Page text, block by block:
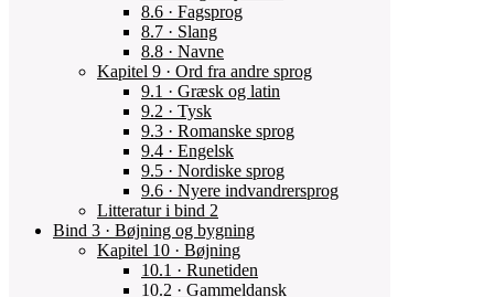
8.6 · Fagsprog
8.7 · Slang
8.8 · Navne
Kapitel 9 · Ord fra andre sprog
9.1 · Græsk og latin
9.2 · Tysk
9.3 · Romanske sprog
9.4 · Engelsk
9.5 · Nordiske sprog
9.6 · Nyere indvandrersprog
Litteratur i bind 2
Bind 3 · Bøjning og bygning
Kapitel 10 · Bøjning
10.1 · Runetiden
10.2 · Gammeldansk